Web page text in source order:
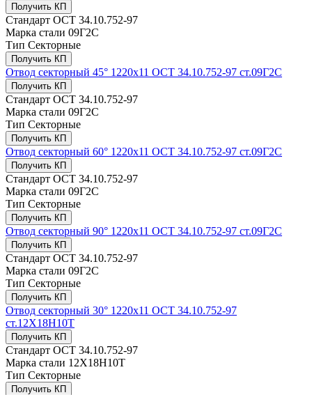
Получить КП
Стандарт ОСТ 34.10.752-97
Марка стали 09Г2С
Тип Секторные
Получить КП
Отвод секторный 45° 1220x11 ОСТ 34.10.752-97 ст.09Г2С
Получить КП
Стандарт ОСТ 34.10.752-97
Марка стали 09Г2С
Тип Секторные
Получить КП
Отвод секторный 60° 1220x11 ОСТ 34.10.752-97 ст.09Г2С
Получить КП
Стандарт ОСТ 34.10.752-97
Марка стали 09Г2С
Тип Секторные
Получить КП
Отвод секторный 90° 1220x11 ОСТ 34.10.752-97 ст.09Г2С
Получить КП
Стандарт ОСТ 34.10.752-97
Марка стали 09Г2С
Тип Секторные
Получить КП
Отвод секторный 30° 1220x11 ОСТ 34.10.752-97
ст.12Х18Н10Т
Получить КП
Стандарт ОСТ 34.10.752-97
Марка стали 12Х18Н10Т
Тип Секторные
Получить КП